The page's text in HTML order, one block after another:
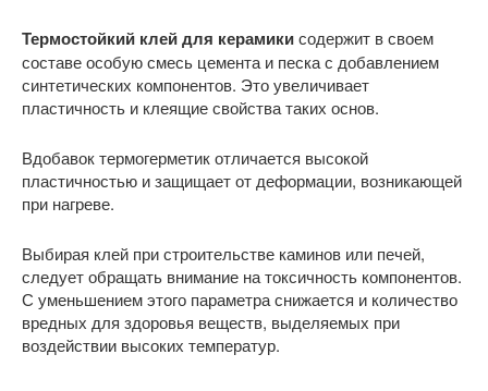
Термостойкий клей для керамикисодержит в своем
составе особую смесь цемента и песка с добавлением
синтетических компонентов. Это увеличивает
пластичность и клеящие свойства таких основ.
Вдобавок термогерметик отличается высокой
пластичностью и защищает от деформации, возникающей
при нагреве.
Выбирая клей при строительстве каминов или печей,
следует обращать внимание на токсичность компонентов.
С уменьшением этого параметра снижается и количество
вредных для здоровья веществ, выделяемых при
воздействии высоких температур.